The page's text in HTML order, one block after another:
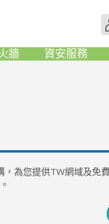
牆 資安服務
為您提供TW網域及免